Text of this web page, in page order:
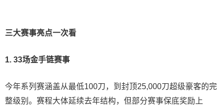
三大赛事亮点一次看
1. 33场金手链赛事
今年系列赛涵盖从最低100刀，到封顶25,000刀超级豪客的完
整级别。赛程大体延续去年结构，但部分赛事保底奖励上